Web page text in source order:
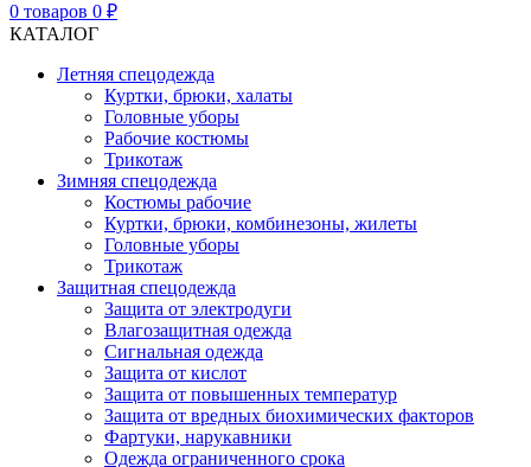
0 товаров 0 ₽
КАТАЛОГ
Летняя спецодежда
Куртки, брюки, халаты
Головные уборы
Рабочие костюмы
Трикотаж
Зимняя спецодежда
Костюмы рабочие
Куртки, брюки, комбинезоны, жилеты
Головные уборы
Трикотаж
Защитная спецодежда
Защита от электродуги
Влагозащитная одежда
Сигнальная одежда
Защита от кислот
Защита от повышенных температур
Защита от вредных биохимических факторов
Фартуки, нарукавники
Одежда ограниченного срока